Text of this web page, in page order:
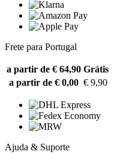
Frete para Portugal
a partir de € 64,90 Grátis
a partir de € 0,00 € 9,90
Ajuda & Suporte